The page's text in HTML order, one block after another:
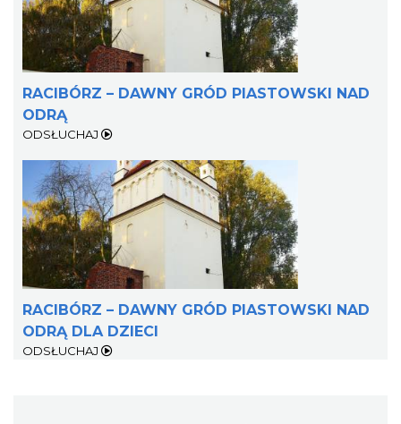
RACIBÓRZ – DAWNY GRÓD PIASTOWSKI NAD
ODRĄ
ODSŁUCHAJ
RACIBÓRZ – DAWNY GRÓD PIASTOWSKI NAD
ODRĄ DLA DZIECI
ODSŁUCHAJ